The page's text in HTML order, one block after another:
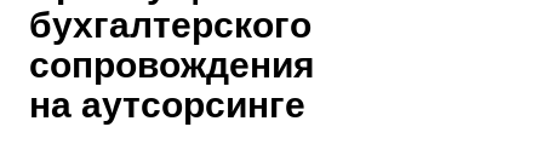
бухгалтерского
сопровождения
на аутсорсинге